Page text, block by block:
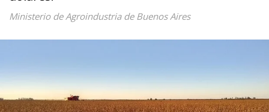
Ministerio de Agroindustria de Buenos Aires